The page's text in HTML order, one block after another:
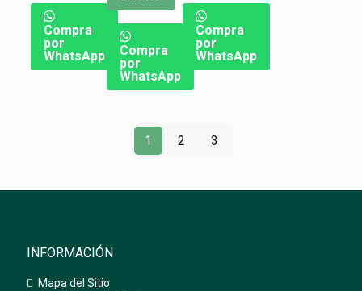
Compra
por
WhatsApp
Compra
por
WhatsApp
Compra
por
WhatsApp
1 2 3
INFORMACIÓN
Mapa del Sitio